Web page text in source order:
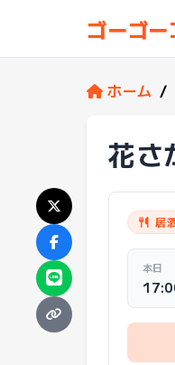
ゴーゴ
ホーム /
花さ
居
本日